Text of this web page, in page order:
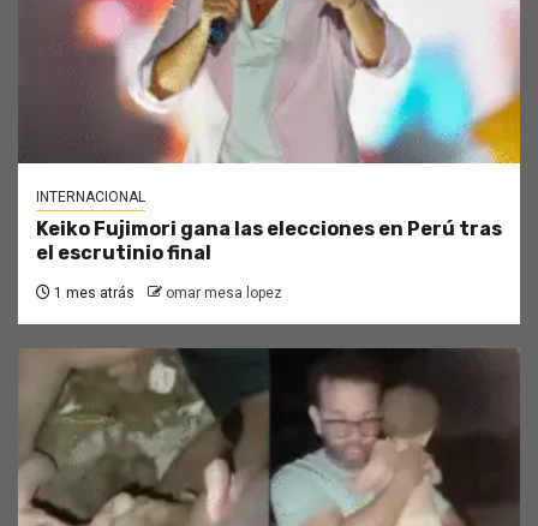
INTERNACIONAL
Keiko Fujimori gana las elecciones en Perú tras
el escrutinio final
1 mes atrás omar mesa lopez